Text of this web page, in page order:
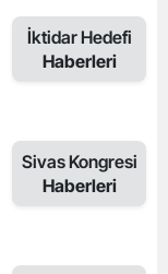
İktidar Hedefi
Haberleri
Sivas Kongresi
Haberleri